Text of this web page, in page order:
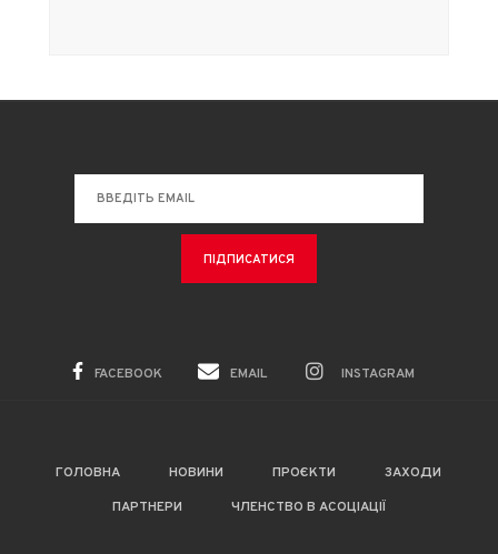
FACEBOOK EMAIL INSTAGRAM
ГОЛОВНА НОВИНИ ПРОЄКТИ
ЗАХОДИ
ПАРТНЕРИ
ЧЛЕНСТВО В АСОЦІАЦІЇ